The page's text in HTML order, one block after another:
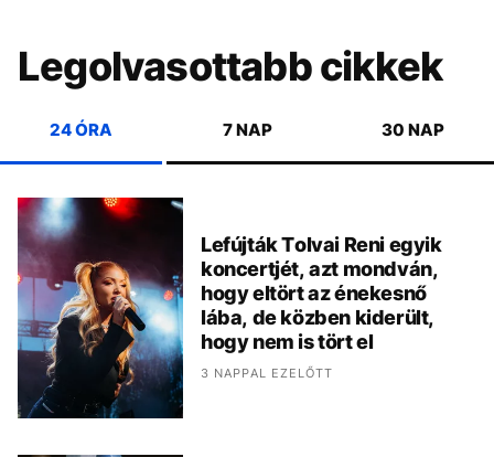
Legolvasottabb cikkek
24 ÓRA 7 NAP 30 NAP
Lefújták Tolvai Reni egyik
koncertjét, azt mondván,
hogy eltört az énekesnő
lába, de közben kiderült,
hogy nem is tört el
3 NAPPAL EZELŐTT